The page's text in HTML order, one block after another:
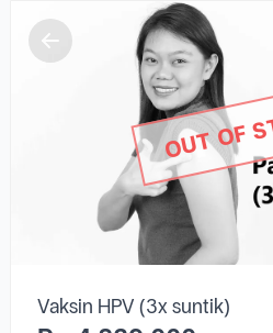
OUT OF
Vaksin HPV (3x suntik)